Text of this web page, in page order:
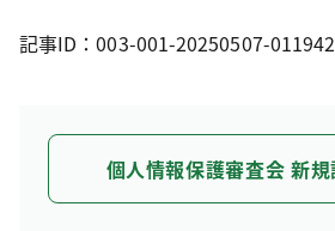
記事ID：003-001-20250507-011942
個人情報保護審査会 新